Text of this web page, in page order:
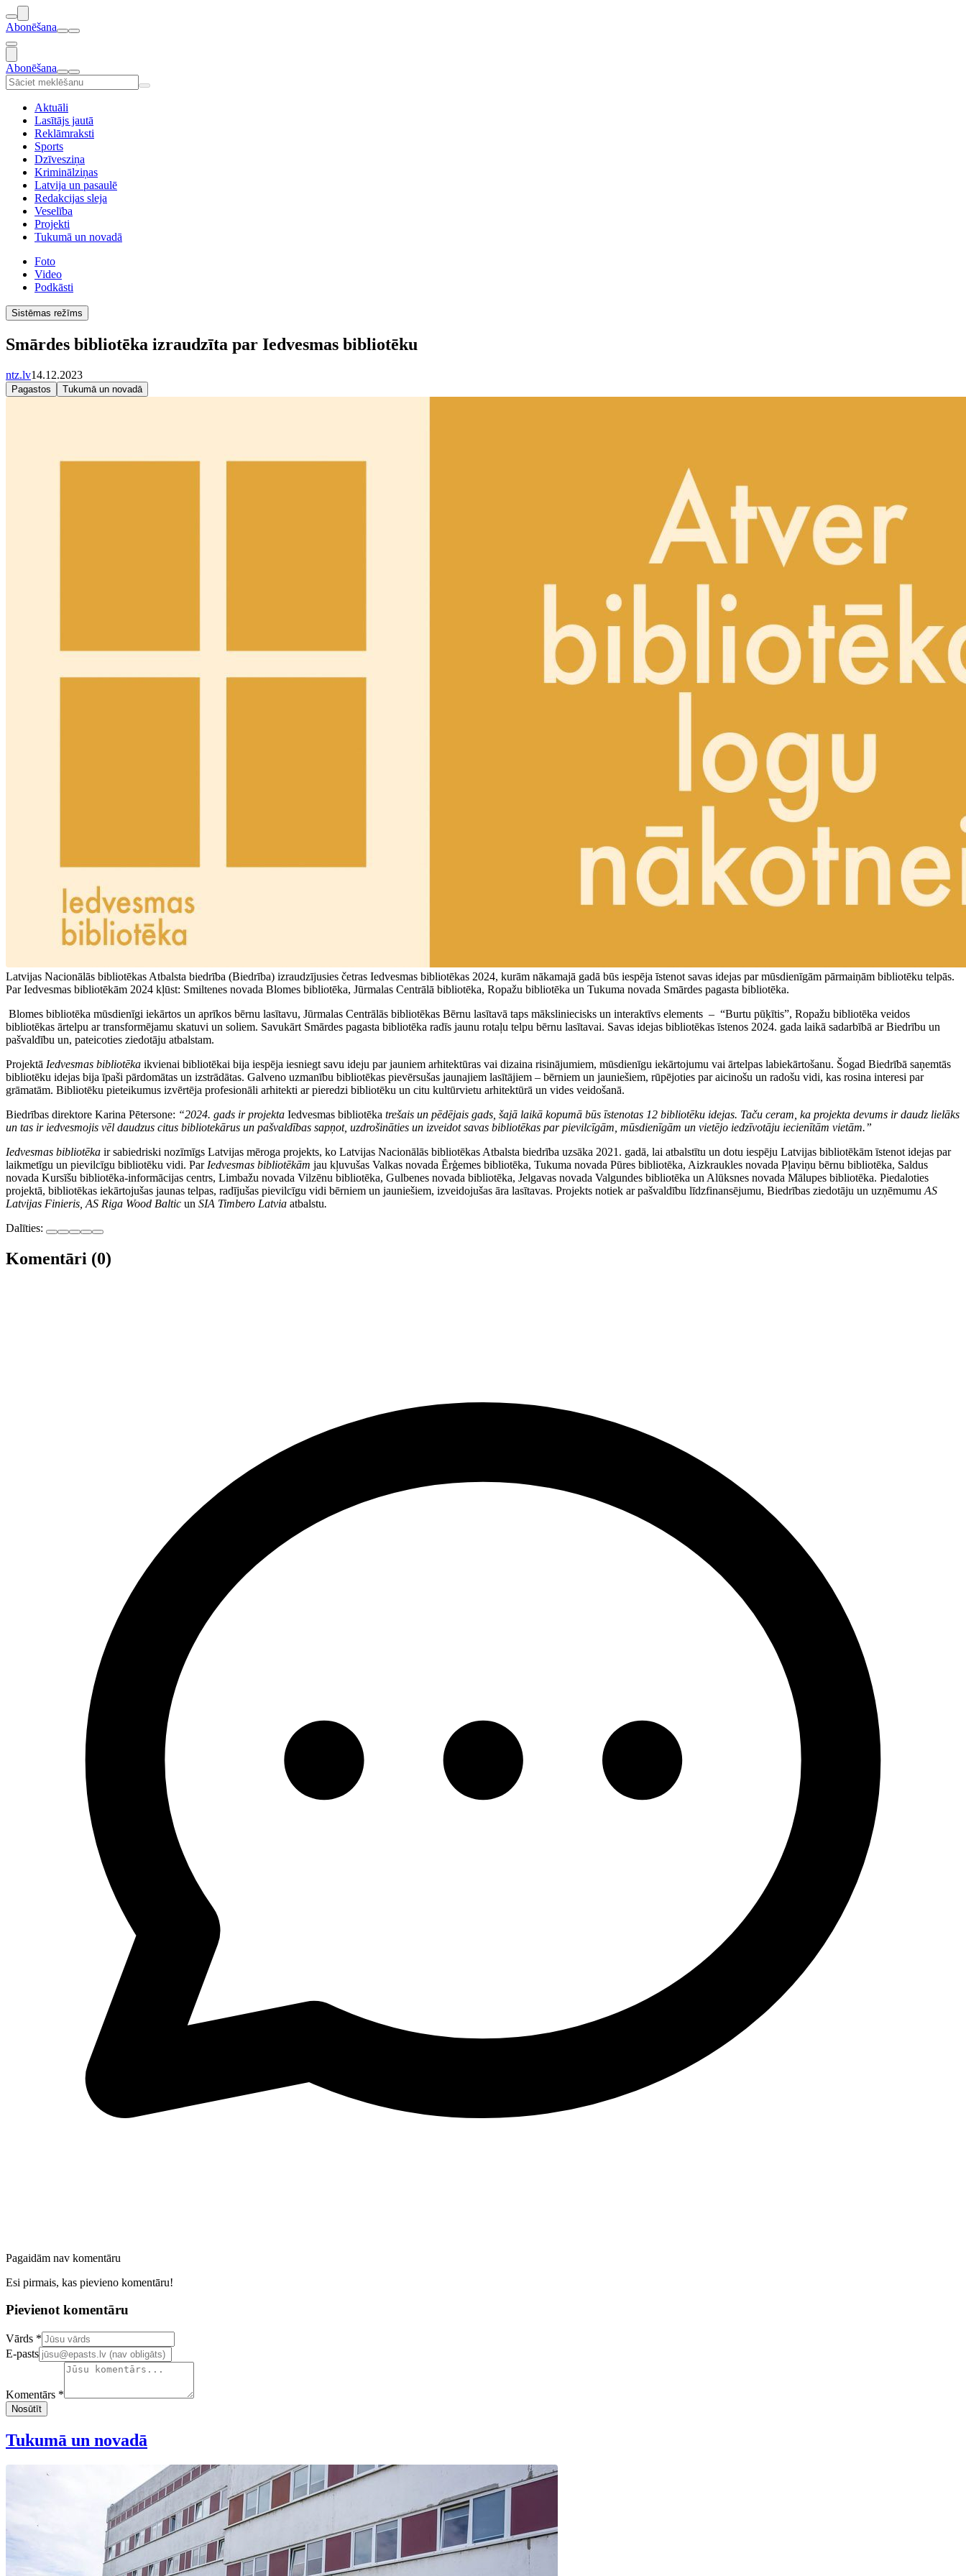
Abonēšana
Abonēšana
Aktuāli
Lasītājs jautā
Reklāmraksti
Sports
Dzīvesziņa
Kriminālziņas
Latvija un pasaulē
Redakcijas sleja
Veselība
Projekti
Tukumā un novadā
Foto
Video
Podkāsti
Sistēmas režīms
Smārdes bibliotēka izraudzīta par Iedvesmas bibliotēku
ntz.lv14.12.2023
Pagastos Tukumā un novadā
Latvijas Nacionālās bibliotēkas Atbalsta biedrība (Biedrība) izraudzījusies četras Iedvesmas bibliotēkas 2024, kurām nākamajā gadā būs iespēja īstenot savas idejas par mūsdienīgām pārmaiņām bibliotēku telpās.
Par Iedvesmas bibliotēkām 2024 kļūst: Smiltenes novada Blomes bibliotēka, Jūrmalas Centrālā bibliotēka, Ropažu bibliotēka un Tukuma novada Smārdes pagasta bibliotēka.
Blomes bibliotēka mūsdienīgi iekārtos un aprīkos bērnu lasītavu, Jūrmalas Centrālās bibliotēkas Bērnu lasītavā taps māksliniecisks un interaktīvs elements – “Burtu pūķītis”, Ropažu bibliotēka veidos
bibliotēkas ārtelpu ar transformējamu skatuvi un soliem. Savukārt Smārdes pagasta bibliotēka radīs jaunu rotaļu telpu bērnu lasītavai. Savas idejas bibliotēkas īstenos 2024. gada laikā sadarbībā ar Biedrību un
pašvaldību un, pateicoties ziedotāju atbalstam.
Projektā Iedvesmas bibliotēka ikvienai bibliotēkai bija iespēja iesniegt savu ideju par jauniem arhitektūras vai dizaina risinājumiem, mūsdienīgu iekārtojumu vai ārtelpas labiekārtošanu. Šogad Biedrībā saņemtās
bibliotēku idejas bija īpaši pārdomātas un izstrādātas. Galveno uzmanību bibliotēkas pievērsušas jaunajiem lasītājiem – bērniem un jauniešiem, rūpējoties par aicinošu un radošu vidi, kas rosina interesi par
grāmatām. Bibliotēku pieteikumus izvērtēja profesionāli arhitekti ar pieredzi bibliotēku un citu kultūrvietu arhitektūrā un vides veidošanā.
Biedrības direktore Karina Pētersone: “2024. gads ir projekta Iedvesmas bibliotēka trešais un pēdējais gads, šajā laikā kopumā būs īstenotas 12 bibliotēku idejas. Taču ceram, ka projekta devums ir daudz lielāks
un tas ir iedvesmojis vēl daudzus citus bibliotekārus un pašvaldības sapņot, uzdrošināties un izveidot savas bibliotēkas par pievilcīgām, mūsdienīgām un vietējo iedzīvotāju iecienītām vietām.”
Iedvesmas bibliotēka ir sabiedriski nozīmīgs Latvijas mēroga projekts, ko Latvijas Nacionālās bibliotēkas Atbalsta biedrība uzsāka 2021. gadā, lai atbalstītu un dotu iespēju Latvijas bibliotēkām īstenot idejas par
laikmetīgu un pievilcīgu bibliotēku vidi. Par Iedvesmas bibliotēkām jau kļuvušas Valkas novada Ērģemes bibliotēka, Tukuma novada Pūres bibliotēka, Aizkraukles novada Pļaviņu bērnu bibliotēka, Saldus
novada Kursīšu bibliotēka-informācijas centrs, Limbažu novada Vilzēnu bibliotēka, Gulbenes novada bibliotēka, Jelgavas novada Valgundes bibliotēka un Alūksnes novada Mālupes bibliotēka. Piedaloties
projektā, bibliotēkas iekārtojušas jaunas telpas, radījušas pievilcīgu vidi bērniem un jauniešiem, izveidojušas āra lasītavas. Projekts notiek ar pašvaldību līdzfinansējumu, Biedrības ziedotāju un uzņēmumu AS
Latvijas Finieris, AS Riga Wood Baltic un SIA Timbero Latvia atbalstu.
Dalīties:
Komentāri (0)
Pagaidām nav komentāru
Esi pirmais, kas pievieno komentāru!
Pievienot komentāru
Confirm your email address
Vārds *
E-pasts
Komentārs *
Nosūtīt
Tukumā un novadā